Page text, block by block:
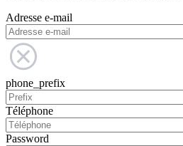
Adresse e-mail
phone_prefix
Téléphone
Password